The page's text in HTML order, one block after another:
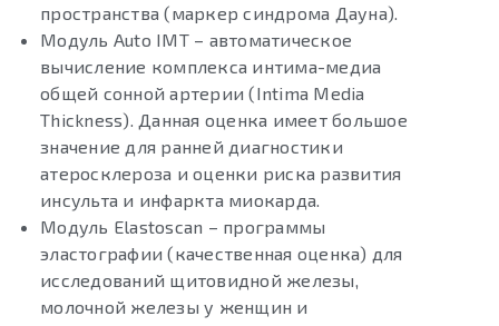
пространства (маркер синдрома Дауна).
Модуль Auto IMT – автоматическое
вычисление комплекса интима-медиа
общей сонной артерии (Intima Media
Thickness). Данная оценка имеет большое
значение для ранней диагностики
атеросклероза и оценки риска развития
инсульта и инфаркта миокарда.
Модуль Elastoscan – программы
эластографии (качественная оценка) для
исследований щитовидной железы,
молочной железы у женщин и